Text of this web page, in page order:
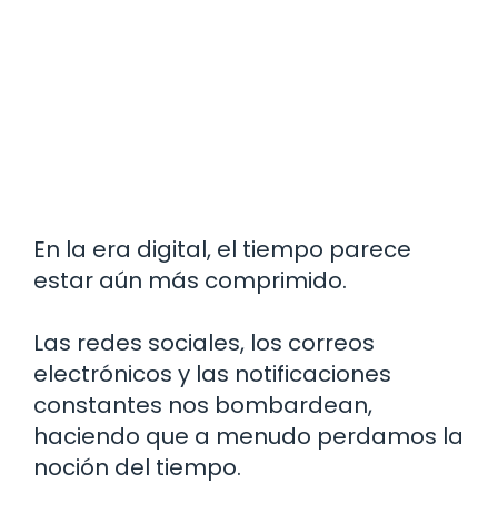
En la era digital, el tiempo parece
estar aún más comprimido.
Las redes sociales, los correos
electrónicos y las notificaciones
constantes nos bombardean,
haciendo que a menudo perdamos la
noción del tiempo.